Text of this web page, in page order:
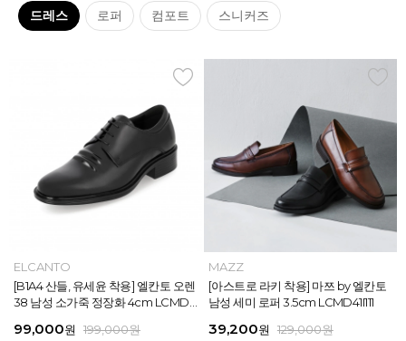
드레스 로퍼 컴포트 스니커즈
MAZZ
마쯔 by 엘칸토 남성 데이엔 스니커즈
3.5cm LCMS20M413
71,400원 189,000원
INTENSE
[아스트로 엠제이 착용] 인텐스 by 엘
칸토 남성 클래식 스니커즈 3cm LC
45,900원 129,000원
ELCANTO
[B1A4 산들, 유세윤 착용] 엘칸토 오렌
38 남성 소가죽 정장화 4cm LCMD3
99,000원 199,000원
MAZZ
[아스트로 라키 착용] 마쯔 by 엘칸토
남성 세미 로퍼 3.5cm LCMD41I111
39,200원 129,000원
MAZZ
[박형식, 지창욱 착용] 마쯔 by 엘칸토
남성 페니 로퍼 3.5cm LCMD82I111
39,200원 129,000원
MAZZ
[안보현 착용] 마쯔 by 엘칸토 남성 캐
쥬얼 플렉시블 로퍼 2cm LCMC93M
38,250원 159,000원
MAZZ
마쯔 by 엘칸토 남성 데일리 컴포트화
4cm LCMF95M111
38,250원 129,000원
MAZZ
마쯔 by 엘칸토 남성 캐주얼 더비 슈
즈 2.4cm LCMC21M326
38,250원 129,000원
MAZZ
마쯔 by 엘칸토 남성 데이엔 스니커즈
3.5cm LCMS20M413
71,400원 189,000원
INTENSE
[아스트로 엠제이 착용] 인텐스 by 엘
칸토 남성 클래식 스니커즈 3cm LC
45,900원 129,000원
ELCANTO
[B1A4 산들, 유세윤 착용] 엘칸토 오렌
38 남성 소가죽 정장화 4cm LCMD3
99,000원 199,000원
MAZZ
[아스트로 라키 착용] 마쯔 by 엘칸토
남성 세미 로퍼 3.5cm LCMD41I111
39,200원 129,000원